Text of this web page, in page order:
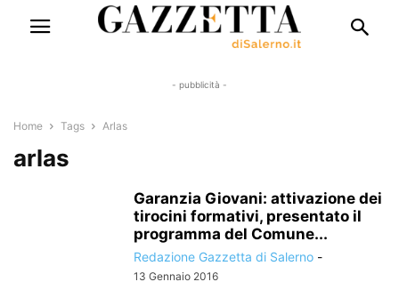
- pubblicità -
Home Tags Arlas
arlas
Garanzia Giovani: attivazione dei
tirocini formativi, presentato il
programma del Comune...
Redazione Gazzetta di Salerno -
13 Gennaio 2016